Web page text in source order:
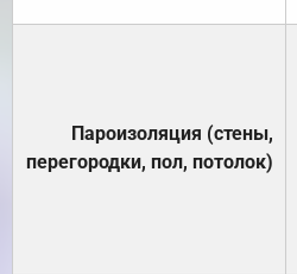
Пароизоляция (стены,
перегородки, пол, потолок)